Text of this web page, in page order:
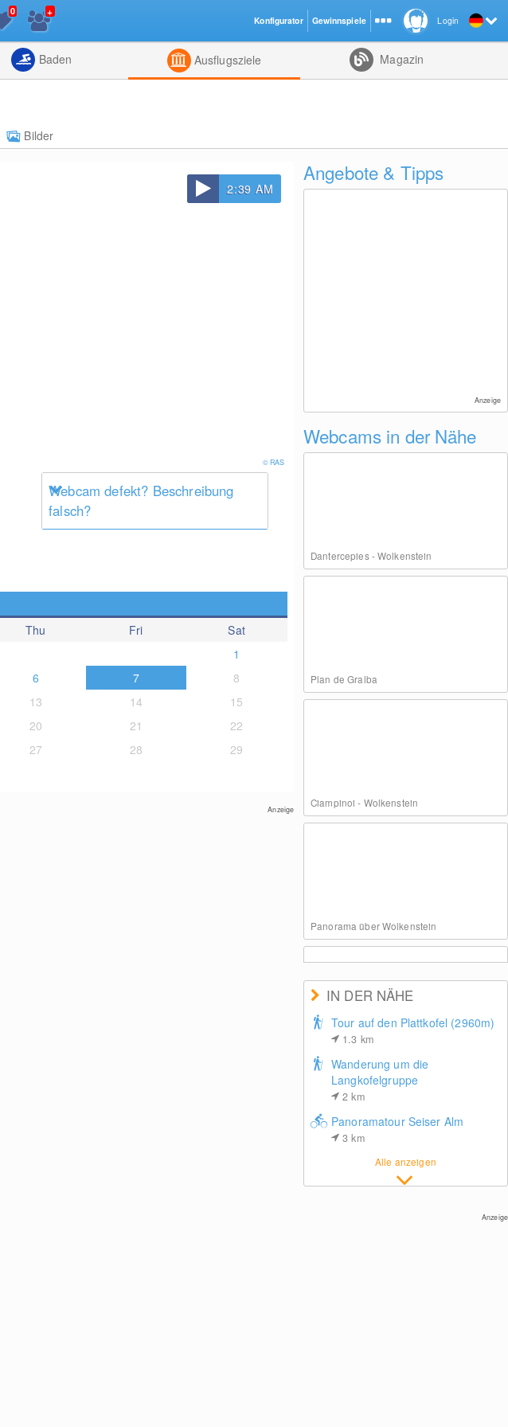
Listenansicht
0 +
Baden Ausflugsziele Magazin
Bilder
2:39 AM
© RAS
Webcam defekt? Beschreibung
falsch?
Thu Fri
Sat
1
6 7
8
13 14
15
20 21
22
27 28
29
Anzeige
Angebote & Tipps
Anzeige
Webcams in der Nähe
Dantercepies - Wolkenstein
Plan de Gralba
Ciampinoi - Wolkenstein
Panorama über Wolkenstein
Col Raiser - St. Christina
IN DER NÄHE
Tour auf den Plattkofel (2960m)
1.3 km
Wanderung um die
Langkofelgruppe
2km
Panoramatour Seiser Alm
3km
Alle anzeigen
Anzeige
Login
Konfigurator Gewinnspiele